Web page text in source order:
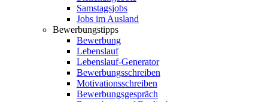
Samstagsjobs
Jobs im Ausland
Bewerbungstipps
Bewerbung
Lebenslauf
Lebenslauf-Generator
Bewerbungsschreiben
Motivationsschreiben
Bewerbungsgespräch